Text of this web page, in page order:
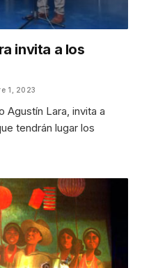
invita a los
1, 2023
Agustín Lara, invita a
tendrán lugar los